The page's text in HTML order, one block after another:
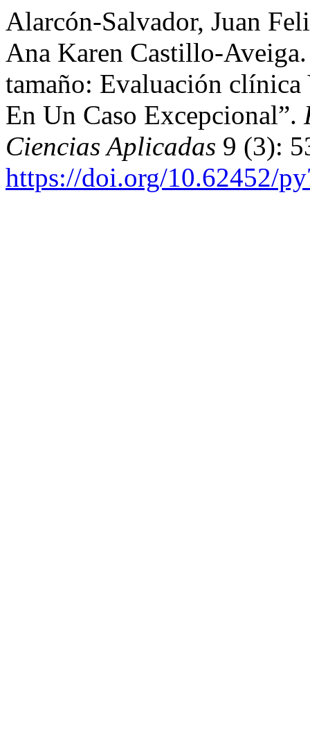
Alarcón-Salvador, Juan
Ana Karen Castillo-
tamaño: Evaluación clínica
En Un Caso Excepcional”.
Ciencias Aplicadas 9 (3):
https://doi.org/10.62452/